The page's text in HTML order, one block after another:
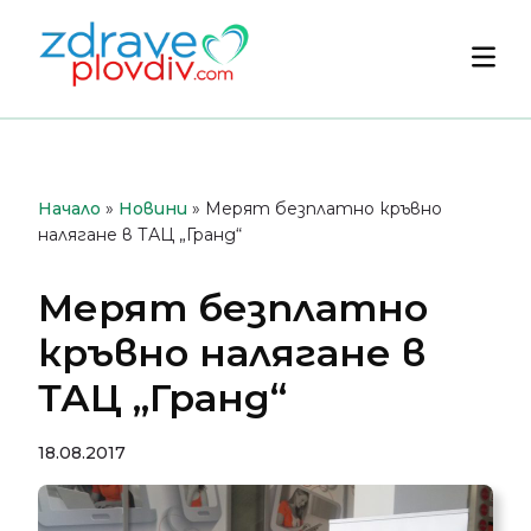
съдържанието
Начало » Новини » Мерят безплатно кръвно
налягане в ТАЦ „Гранд“
Мерят безплатно
кръвно налягане в
ТАЦ „Гранд“
18.08.2017